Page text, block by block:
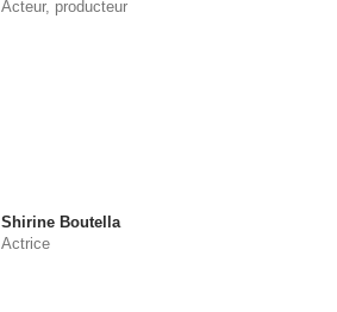
Acteur, producteur
Shirine Boutella
Actrice